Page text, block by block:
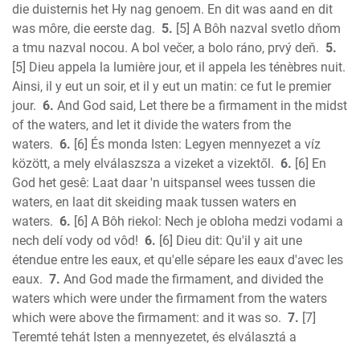
Matthew
Mark
Luke
John
Acts
Romans
1 Corinthians
2 Corinthians
Galatians
Ephesians
Phillipians
Colossians
1 Thess.
2 Thess.
1 Timothy
2 Timothy
die duisternis het Hy nag genoem. En dit was aand en dit
was môre, die eerste dag. 5. [5] A Bôh nazval svetlo dňom
a tmu nazval nocou. A bol večer, a bolo ráno, prvý deň. 5.
[5] Dieu appela la lumière jour, et il appela les ténèbres nuit.
Ainsi, il y eut un soir, et il y eut un matin: ce fut le premier
jour. 6. And God said, Let there be a firmament in the midst
of the waters, and let it divide the waters from the
waters. 6. [6] És monda Isten: Legyen mennyezet a víz
között, a mely elválaszsza a vizeket a vizektől. 6. [6] En
God het gesê: Laat daar 'n uitspansel wees tussen die
waters, en laat dit skeiding maak tussen waters en
waters. 6. [6] A Bôh riekol: Nech je obloha medzi vodami a
nech delí vody od vôd! 6. [6] Dieu dit: Qu'il y ait une
étendue entre les eaux, et qu'elle sépare les eaux d'avec les
eaux. 7. And God made the firmament, and divided the
waters which were under the firmament from the waters
which were above the firmament: and it was so. 7. [7]
Teremté tehát Isten a mennyezetet, és elválasztá a